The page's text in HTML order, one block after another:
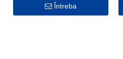
Întreba